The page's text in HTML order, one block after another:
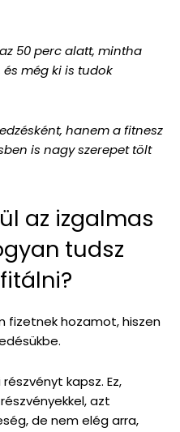
50 perc alatt, mintha
még ki is tudok
hanem a fitnesz
is nagy szerepet tölt
az izgalmas
tudsz
fizetnek hozamot, hiszen
kapsz. Ez,
azt
de nem elég arra,